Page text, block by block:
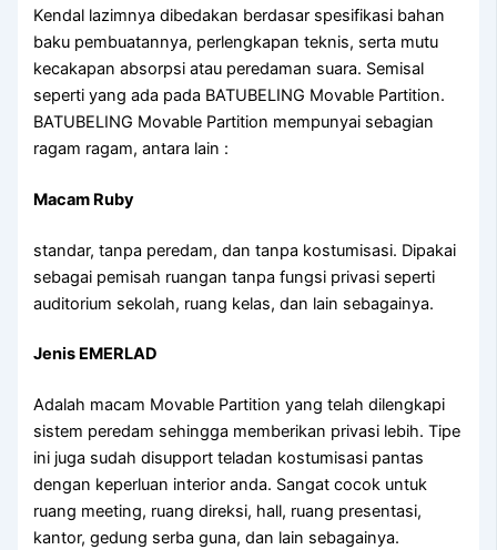
Kendal lazimnya dibedakan berdasar spesifikasi bahan
baku pembuatannya, perlengkapan teknis, serta mutu
kecakapan absorpsi atau peredaman suara. Semisal
seperti yang ada pada BATUBELING Movable Partition.
BATUBELING Movable Partition mempunyai sebagian
ragam ragam, antara lain :
Macam Ruby
standar, tanpa peredam, dan tanpa kostumisasi. Dipakai
sebagai pemisah ruangan tanpa fungsi privasi seperti
auditorium sekolah, ruang kelas, dan lain sebagainya.
Jenis EMERLAD
Adalah macam Movable Partition yang telah dilengkapi
sistem peredam sehingga memberikan privasi lebih. Tipe
ini juga sudah disupport teladan kostumisasi pantas
dengan keperluan interior anda. Sangat cocok untuk
ruang meeting, ruang direksi, hall, ruang presentasi,
kantor, gedung serba guna, dan lain sebagainya.